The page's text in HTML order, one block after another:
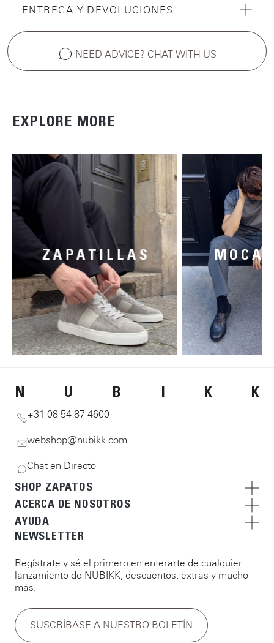
ENTREGA Y DEVOLUCIONES
NEED ADVICE? CHAT WITH US
EXPLORE MORE
ZAPATILLAS
N U B I K K
+31 08 54 87 4600
webshop@nubikk.com
Chat en Directo
SHOP ZAPATOS
ACERCA DE NOSOTROS
AYUDA
NEWSLETTER
Regístrate y sé el primero en enterarte de cualquier
lanzamiento de NUBIKK, descuentos, extras y mucho
más.
SUSCRÍBASE A NUESTRO BOLETÍN